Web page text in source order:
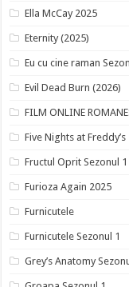
Ella McCay 2025
Eternity (2025)
Eu cu cine raman
Evil Dead Burn (2026)
FILM ONLINE
Five Nights at Freddy’s
Fructul Oprit Sezonul 1
Furioza Again 2025
Furnicutele
Furnicutele Sezonul 1
Grey’s Anatomy